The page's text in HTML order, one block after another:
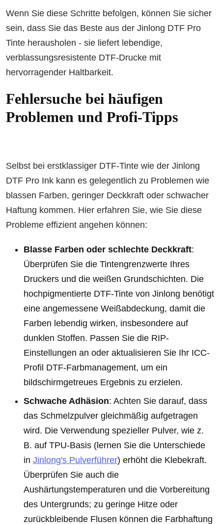
Wenn Sie diese Schritte befolgen, können Sie sicher
sein, dass Sie das Beste aus der Jinlong DTF Pro
Tinte herausholen - sie liefert lebendige,
verblassungsresistente DTF-Drucke mit
hervorragender Haltbarkeit.
Fehlersuche bei häufigen
Problemen und Profi-Tipps
Selbst bei erstklassiger DTF-Tinte wie der Jinlong
DTF Pro Ink kann es gelegentlich zu Problemen wie
blassen Farben, geringer Deckkraft oder schwacher
Haftung kommen. Hier erfahren Sie, wie Sie diese
Probleme effizient angehen können:
Blasse Farben oder schlechte Deckkraft:
Überprüfen Sie die Tintengrenzwerte Ihres
Druckers und die weißen Grundschichten. Die
hochpigmentierte DTF-Tinte von Jinlong benötigt
eine angemessene Weißabdeckung, damit die
Farben lebendig wirken, insbesondere auf
dunklen Stoffen. Passen Sie die RIP-
Einstellungen an oder aktualisieren Sie Ihr ICC-
Profil DTF-Farbmanagement, um ein
bildschirmgetreues Ergebnis zu erzielen.
Schwache Adhäsion: Achten Sie darauf, dass
das Schmelzpulver gleichmäßig aufgetragen
wird. Die Verwendung spezieller Pulver, wie z.
B. auf TPU-Basis (lernen Sie die Unterschiede
in Jinlong's Pulverführer) erhöht die Klebekraft.
Überprüfen Sie auch die
Aushärtungstemperaturen und die Vorbereitung
des Untergrunds; zu geringe Hitze oder
zurückbleibende Flusen können die Farbhaftung